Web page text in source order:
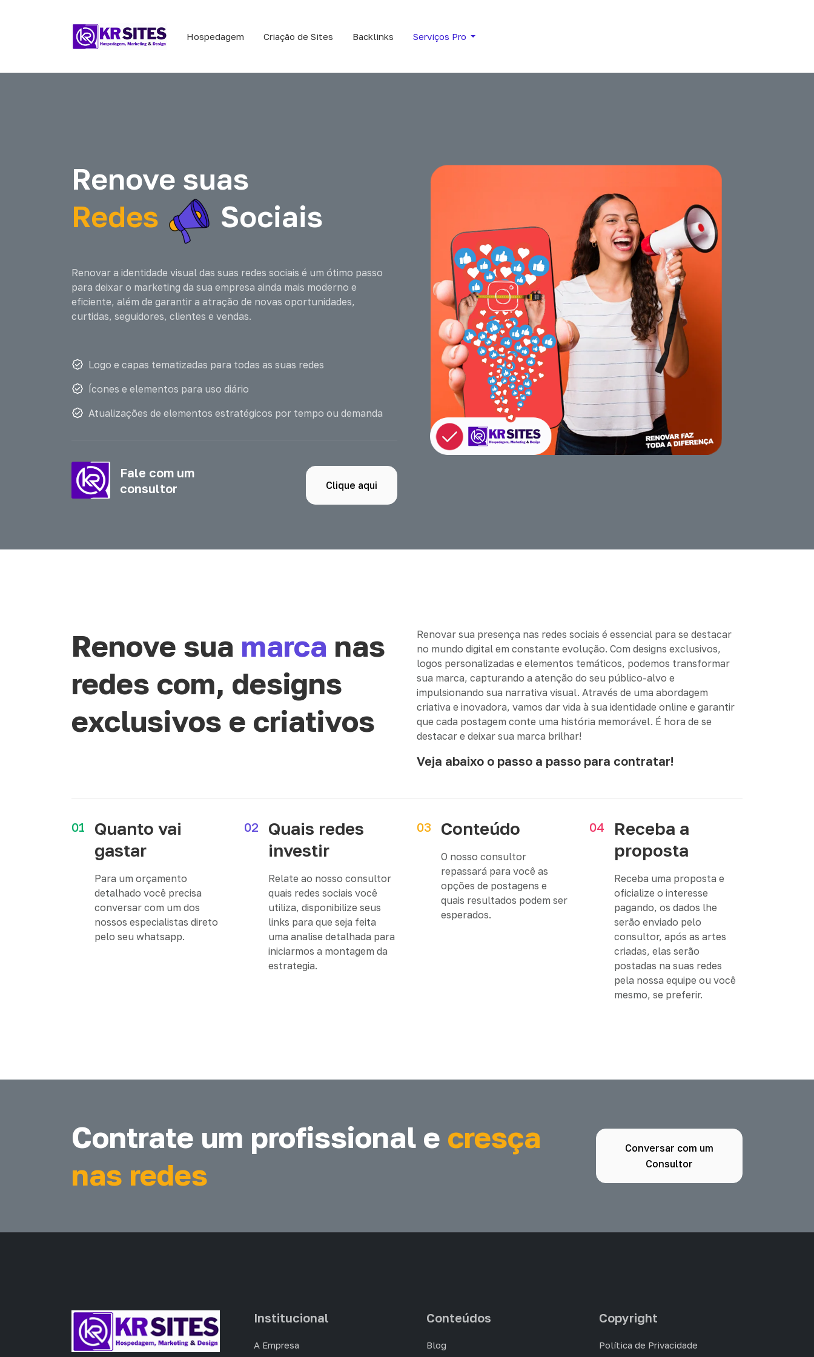
Hospedagem Criação de Sites Backlinks Serviços Pro
Renove suas
Redes
Sociais
Renovar a identidade visual das suas redes sociais é um ótimo passo
para deixar o marketing da sua empresa ainda mais moderno e
eficiente, além de garantir a atração de novas oportunidades,
curtidas, seguidores, clientes e vendas.
Logo e capas tematizadas para todas as suas redes
Ícones e elementos para uso diário
Atualizações de elementos estratégicos por tempo ou demanda
Fale com um
consultor
Clique aqui
Renove sua marca nas
redes com, designs
exclusivos e criativos
Renovar sua presença nas redes sociais é essencial para se destacar
no mundo digital em constante evolução. Com designs exclusivos,
logos personalizadas e elementos temáticos, podemos transformar
sua marca, capturando a atenção do seu público-alvo e
impulsionando sua narrativa visual. Através de uma abordagem
criativa e inovadora, vamos dar vida à sua identidade online e garantir
que cada postagem conte uma história memorável. É hora de se
destacar e deixar sua marca brilhar!
Veja abaixo o passo a passo para contratar!
01
Quanto vai
gastar
Para um orçamento
detalhado você precisa
conversar com um dos
nossos especialistas direto
pelo seu whatsapp.
02
Quais redes
investir
Relate ao nosso consultor
quais redes sociais você
utiliza, disponibilize seus
links para que seja feita
uma analise detalhada para
iniciarmos a montagem da
estrategia.
03 Conteúdo
O nosso consultor
repassará para você as
opções de postagens e
quais resultados podem ser
esperados.
04
Receba a
proposta
Receba uma proposta e
oficialize o interesse
pagando, os dados lhe
serão enviado pelo
consultor, após as artes
criadas, elas serão
postadas na suas redes
pela nossa equipe ou você
mesmo, se preferir.
Contrate um profissional e cresça
nas redes
Conversar com um
Consultor
Institucional
A Empresa
Conteúdos
Blog
Copyright
Política de Privacidade